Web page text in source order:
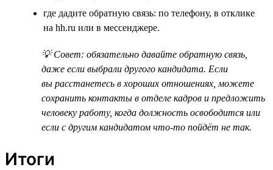
где дадите обратную связь: по телефону, в отклике
на hh.ru или в мессенджере.
💡 Совет: обязательно давайте обратную связь,
даже если выбрали другого кандидата. Если
вы расстанетесь в хороших отношениях, можете
сохранить контакты в отделе кадров и предложить
человеку работу, когда должность освободится или
если с другим кандидатом что-то пойдёт не так.
Итоги